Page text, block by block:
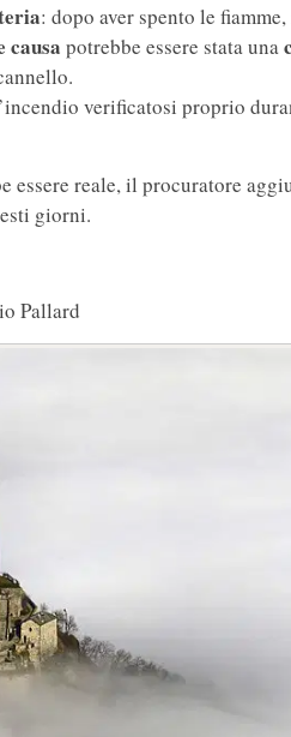
: dopo aver spento le
causa potrebbe essere stata una
verificatosi proprio
essere reale, il procuratore
giorni.
Pallard